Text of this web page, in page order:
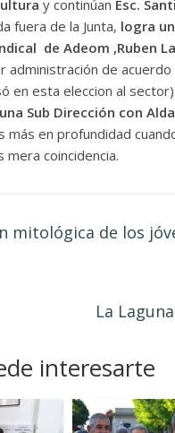
y continúan Esc.
fuera de la Junta, logra
de Adeom ,Ruben
de acuerdo
en esta eleccion al sector)
Sub Dirección con
más en profundidad
mera coincidencia.
mitológica de los
La
interesarte